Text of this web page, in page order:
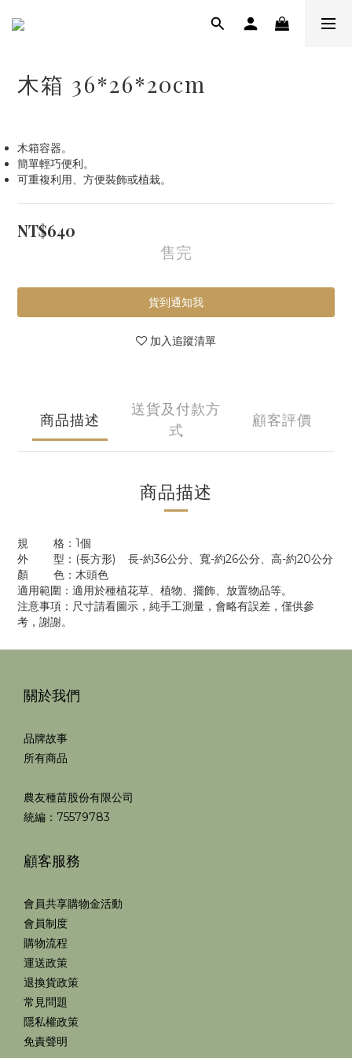
木箱 36*26*20cm
木箱容器。
簡單輕巧便利。
可重複利用、方便裝飾或植栽。
NT$640
售完
貨到通知我
加入追蹤清單
商品描述
送貨及付款方
式
顧客評價
商品描述
規 格：1個
外 型：(長方形) 長-約36公分、寬-約26公分、高-約20公分
顏 色：木頭色
適用範圍：適用於種植花草、植物、擺飾、放置物品等。
注意事項：尺寸請看圖示，純手工測量，會略有誤差，僅供參
考，謝謝。
關於我們
品牌故事
所有商品
農友種苗股份有限公司
統編：75579783
顧客服務
會員共享購物金活動
會員制度
購物流程
運送政策
退換貨政策
常見問題
隱私權政策
免責聲明